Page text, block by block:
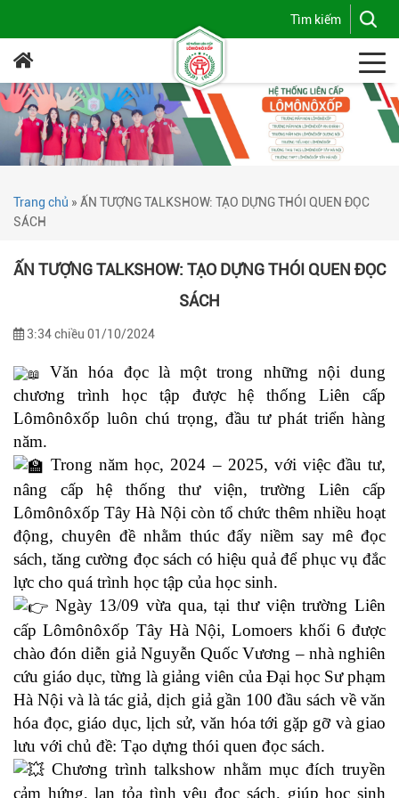
Trang chủ » ẤN TƯỢNG TALKSHOW: TẠO DỰNG THÓI QUEN ĐỌC
SÁCH
ẤN TƯỢNG TALKSHOW: TẠO DỰNG THÓI QUEN ĐỌC
SÁCH
3:34 chiều 01/10/2024
Văn hóa đọc là một trong những nội dung
chương trình học tập được hệ thống Liên cấp
Lômônôxốp luôn chú trọng, đầu tư phát triển hàng
năm.
Trong năm học, 2024 – 2025, với việc đầu tư,
nâng cấp hệ thống thư viện, trường Liên cấp
Lômônôxốp Tây Hà Nội còn tổ chức thêm nhiều hoạt
động, chuyên đề nhằm thúc đẩy niềm say mê đọc
sách, tăng cường đọc sách có hiệu quả để phục vụ đắc
lực cho quá trình học tập của học sinh.
Ngày 13/09 vừa qua, tại thư viện trường Liên
cấp Lômônôxốp Tây Hà Nội, Lomoers khối 6 được
chào đón diễn giả Nguyễn Quốc Vương – nhà nghiên
cứu giáo dục, từng là giảng viên của Đại học Sư phạm
Hà Nội và là tác giả, dịch giả gần 100 đầu sách về văn
hóa đọc, giáo dục, lịch sử, văn hóa tới gặp gỡ và giao
lưu với chủ đề: Tạo dựng thói quen đọc sách.
Chương trình talkshow nhằm mục đích truyền
cảm hứng, lan tỏa tình yêu đọc sách, giúp học sinh